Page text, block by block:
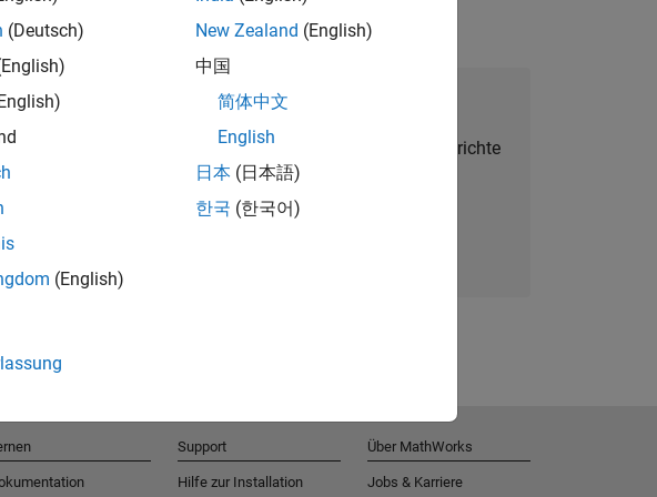
Talent Network beitreten
Erhalten Sie personalisierte Stellenangebote, Berichte
und Unternehmensneuigkeiten.
(Deutsch)
(English)
New Zealand (English)
中国
简体中文
English
日本 (日本語)
한국 (한국어)
Support
Hilfe zur Installation
Über MathWorks
Jobs & Karriere